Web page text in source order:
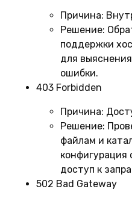
Причина:
Решение:
поддержки
для
ошибки.
403 Forbidden
Причина:
Решение:
файлам и
конфигурация
доступ к
502 Bad Gateway